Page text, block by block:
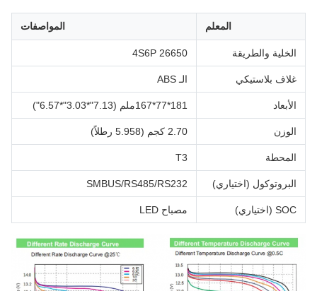
المعلم المواصفات
الخلية والطريقة 26650 4S6P
غلاف بلاستيكي الـ ABS
الأبعاد 181*77*167ملم (7.13"*3.03"*6.57")
الوزن 2.70 كجم (5.958 رطلاً)
المحطة T3
البروتوكول (اختياري) SMBUS/RS485/RS232
SOC (اختياري) مصباح LED